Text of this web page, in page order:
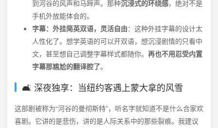
到河谷的风声和马蹄声。那种沉浸式的环绕感，绝对不是
手机外放能体会的。
字幕：外挂简英双语，灵活自由：这种外挂字幕的设计太
人性化了。想学英语的可以开双语，想沉浸剧情的只看中
文，甚至想自己调整字幕样式都随你。 再也不用忍受内置
字幕那尴尬的翻译腔了。
🛋️ 深夜独享：当纽约客遇上蒙大拿的风雪
这部剧被称为“河谷的曼彻斯特”，听名字就知道不是什么合家欢
喜剧。它讲的是悲伤，讲的是人际关系中的那些裂痕。我建议